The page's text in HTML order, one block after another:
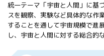
統一テーマ「宇宙と人間」に基
スを観察、実験など具体的な作
することを通して宇宙規模で進
し、宇宙と人間に対する総合的